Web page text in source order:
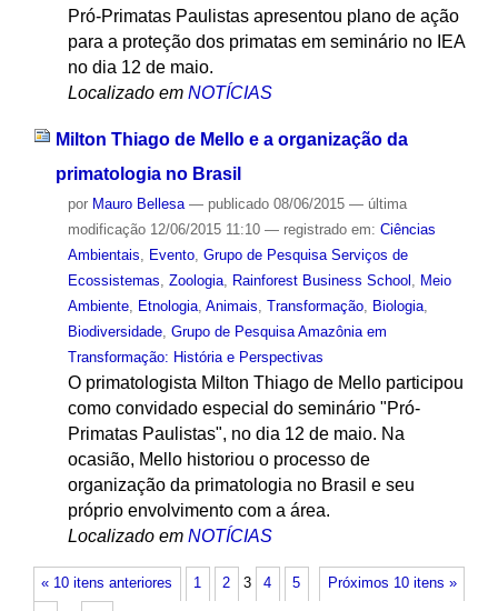
Pró-Primatas Paulistas apresentou plano de ação
para a proteção dos primatas em seminário no IEA
no dia 12 de maio.
Localizado em NOTÍCIAS
Milton Thiago de Mello e a organização da
primatologia no Brasil
por Mauro Bellesa — publicado08/06/2015 — última
modificação12/06/2015 11:10 — registrado em: Ciências
Ambientais, Evento, Grupo de Pesquisa Serviços de
Ecossistemas, Zoologia, Rainforest Business School , Meio
Ambiente, Etnologia, Animais, Transformação, Biologia,
Biodiversidade, Grupo de Pesquisa Amazônia em
Transformação: História e Perspectivas
O primatologista Milton Thiago de Mello participou
como convidado especial do seminário "Pró-
Primatas Paulistas", no dia 12 de maio. Na
ocasião, Mello historiou o processo de
organização da primatologia no Brasil e seu
próprio envolvimento com a área.
Localizado em NOTÍCIAS
« 10 itens anteriores Próximos 10 itens »
1 2 3 4 5